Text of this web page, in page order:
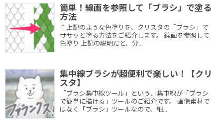
簡単！線画を参照して「ブラシ」で塗る
方法
↑上記のような色塗りを、クリスタの「ブラシ」で
ササッと塗る方法をご紹介します。 線画を参照して
色塗り 上記の説明だと、分...
集中線ブラシが超便利で楽しい！【クリ
スタ】
「ブラシ集中線ツール」という、集中線が「ブラシ
で簡単に描ける」ツールのご紹介です。 画像素材で
はなく「ブラシ」ツールなので、細...